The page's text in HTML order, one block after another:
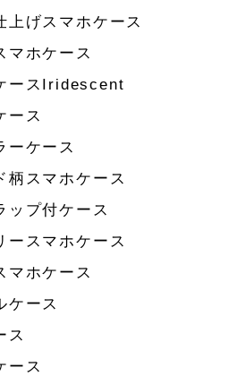
上げスマホケース
マホケース
ースIridescent
ース
ーケース
柄スマホケース
ップ付ケース
ースマホケース
マホケース
ケース
ス
ース